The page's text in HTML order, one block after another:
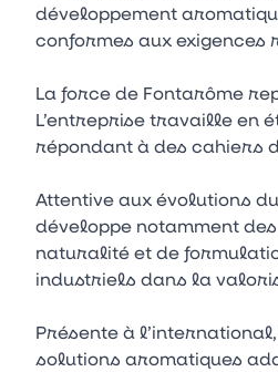
développement
conformes aux
La force de Fontarôme
L’entreprise travaille en
répondant à des cahiers
Attentive aux évolutions
développe notamment
naturalité et de
industriels dans la
Présente à
solutions aromatiques